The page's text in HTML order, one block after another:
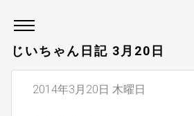
じいちゃん日記 3月20日
2014年3月20日 木曜日